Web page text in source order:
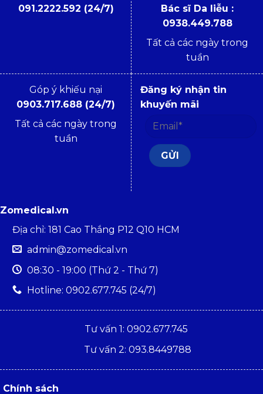
091.2222.592 (24/7)
Bác sĩ Da liễu :
0938.449.788
Tất cả các ngày trong
tuần
Góp ý khiếu nại
0903.717.688 (24/7)
Tất cả các ngày trong
tuần
Đăng ký nhận tin
khuyến mãi
Zomedical.vn
Địa chỉ: 181 Cao Thắng P12 Q10 HCM
admin@zomedical.vn
08:30 - 19:00 (Thứ 2 - Thứ 7)
Hotline: 0902.677.745 (24/7)
Tư vấn 1: 0902.677.745
Tư vấn 2: 093.8449788
Chính sách